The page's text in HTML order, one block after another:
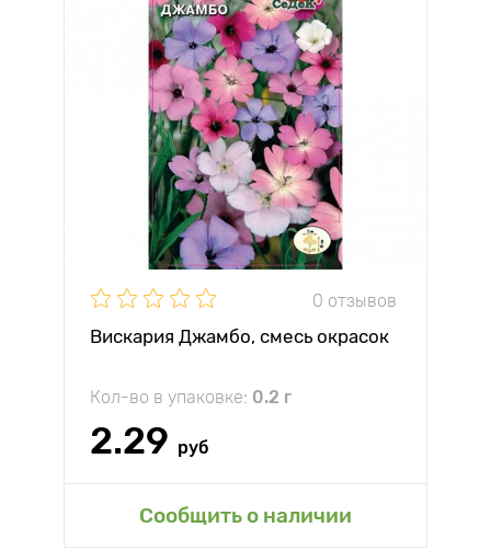
0 отзывов
Вискария Джамбо, смесь окрасок
Кол-во в упаковке: 0.2 г
2.29 руб
Сообщить о наличии